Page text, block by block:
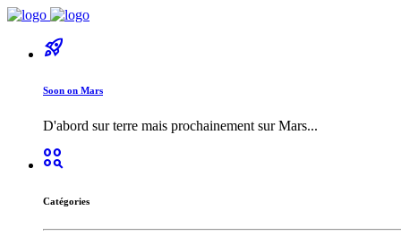
rocket_launch
Soon on Mars
D'abord sur terre mais prochainement sur Mars...
action_key
Catégories